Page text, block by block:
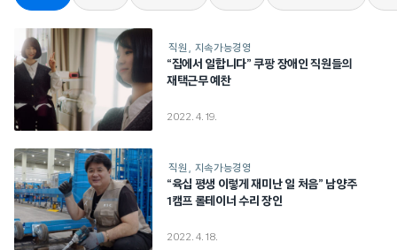
직원 지속가능경영
“집에서 일합니다” 쿠팡 장애인 직원들의
재택근무 예찬
2022. 4. 19.
직원 지속가능경영
“육십 평생 이렇게 재미난 일 처음” 남양주
1캠프 롤테이너 수리 장인
2022. 4. 18.